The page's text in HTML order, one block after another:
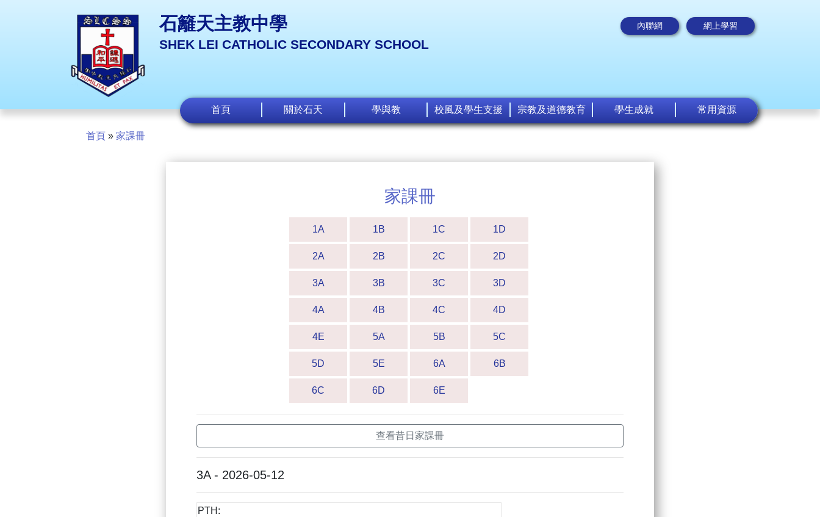
石籬天主教中學
SHEK LEI CATHOLIC SECONDARY SCHOOL
內聯網 網上學習
首頁 關於石天 學與教 校風及學生支援 宗教及道德教育 學生成就 常用資源
首頁 » 家課冊
家課冊
1A 1B 1C 1D
2A 2B 2C 2D
3A 3B 3C 3D
4A 4B 4C 4D
4E 5A 5B 5C
5D 5E 6A 6B
6C 6D 6E
查看昔日家課冊
3A - 2026-05-12
PTH: